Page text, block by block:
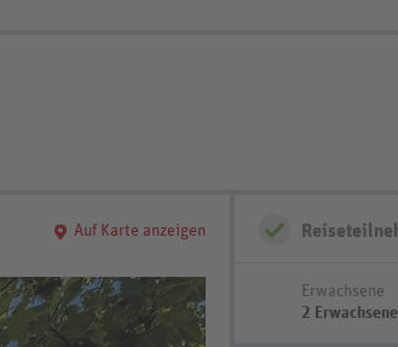
Auf Karte anzeigen
Erwachsene
2 Erwachsene